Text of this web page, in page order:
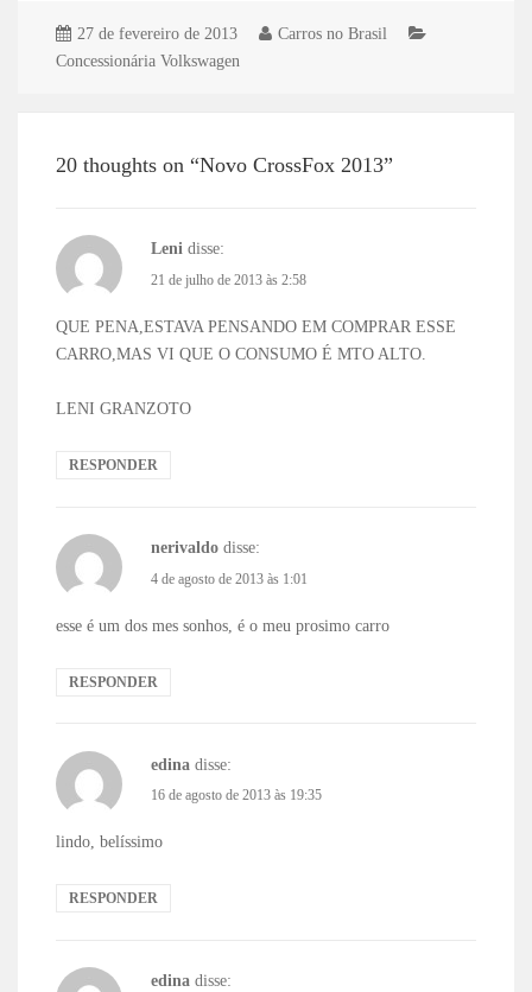
27 de fevereiro de 2013
Carros no Brasil
Concessionária Volkswagen
20 thoughts on “Novo CrossFox 2013”
Leni disse:
21 de julho de 2013 às 2:58
QUE PENA,ESTAVA PENSANDO EM COMPRAR ESSE
CARRO,MAS VI QUE O CONSUMO É MTO ALTO.
LENI GRANZOTO
RESPONDER
nerivaldo disse:
4 de agosto de 2013 às 1:01
esse é um dos mes sonhos, é o meu prosimo carro
RESPONDER
edina disse:
16 de agosto de 2013 às 19:35
lindo, belíssimo
RESPONDER
edina disse: